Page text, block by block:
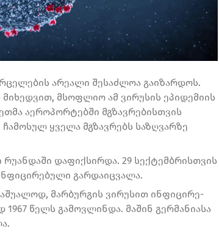
არეალი შესაძლოა გაიზარდოს.
მსოფლიო ამ ვირუსის ეპიდემიის
აეროპორტებში მგზავრებისთვის
ყველა მგზავრებს საზღვარზე
დაფიქსირდა. 29 სექტემბრისთვის
გარდაიცვალა.
მარ­ბურ­გის ვირუ­სით ინ­ფი­ცი­რე­
წელს გა­მოვ­ლინ­და. მა­შინ გერ­მა­ნი­ა­სა